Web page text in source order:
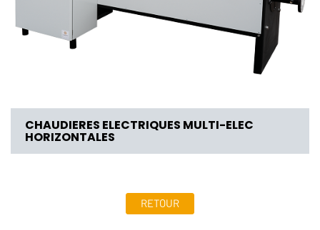
CHAUDIERES ELECTRIQUES MULTI-ELEC
HORIZONTALES
RETOUR